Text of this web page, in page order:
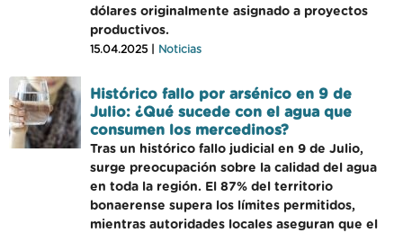
dólares originalmente asignado a proyectos
productivos.
15.04.2025 | Noticias
Histórico fallo por arsénico en 9 de
Julio: ¿Qué sucede con el agua que
consumen los mercedinos?
Tras un histórico fallo judicial en 9 de Julio,
surge preocupación sobre la calidad del agua
en toda la región. El 87% del territorio
bonaerense supera los límites permitidos,
mientras autoridades locales aseguran que el